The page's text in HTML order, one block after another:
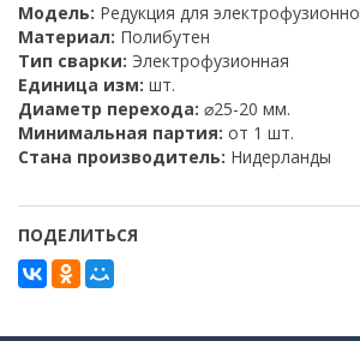
Модель: Редукция для
Материал: Полибутен
Тип сварки: Электрофузионная
Единица изм: шт.
Диаметр перехода: ⌀25-20 мм.
Минимальная партия: от 1 шт.
Стана производитель: Нидерланды
ПОДЕЛИТЬСЯ